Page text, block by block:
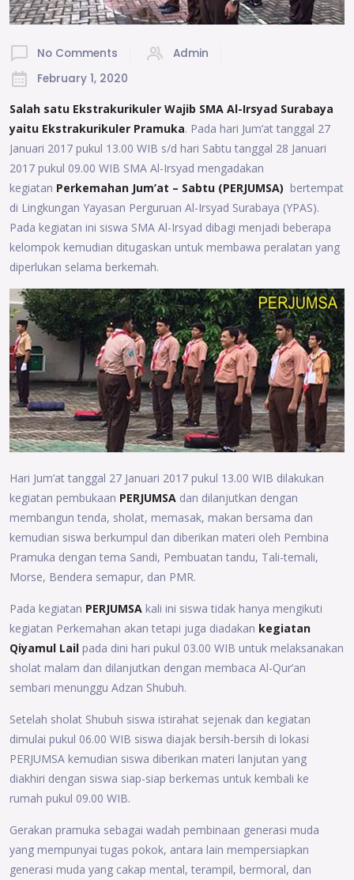
No Comments
Admin
February 1, 2020
Salah satu Ekstrakurikuler Wajib SMA Al-Irsyad Surabaya
yaitu Ekstrakurikuler Pramuka. Pada hari Jum’at tanggal 27
Januari 2017 pukul 13.00 WIB s/d hari Sabtu tanggal 28 Januari
2017 pukul 09.00 WIB SMA Al-Irsyad mengadakan
kegiatan Perkemahan Jum’at – Sabtu (PERJUMSA) bertempat
di Lingkungan Yayasan Perguruan Al-Irsyad Surabaya (YPAS).
Pada kegiatan ini siswa SMA Al-Irsyad dibagi menjadi beberapa
kelompok kemudian ditugaskan untuk membawa peralatan yang
diperlukan selama berkemah.
Hari Jum’at tanggal 27 Januari 2017 pukul 13.00 WIB dilakukan
kegiatan pembukaan PERJUMSA dan dilanjutkan dengan
membangun tenda, sholat, memasak, makan bersama dan
kemudian siswa berkumpul dan diberikan materi oleh Pembina
Pramuka dengan tema Sandi, Pembuatan tandu, Tali-temali,
Morse, Bendera semapur, dan PMR.
Pada kegiatan PERJUMSA kali ini siswa tidak hanya mengikuti
kegiatan Perkemahan akan tetapi juga diadakan kegiatan
Qiyamul Lail pada dini hari pukul 03.00 WIB untuk melaksanakan
sholat malam dan dilanjutkan dengan membaca Al-Qur’an
sembari menunggu Adzan Shubuh.
Setelah sholat Shubuh siswa istirahat sejenak dan kegiatan
dimulai pukul 06.00 WIB siswa diajak bersih-bersih di lokasi
PERJUMSA kemudian siswa diberikan materi lanjutan yang
diakhiri dengan siswa siap-siap berkemas untuk kembali ke
rumah pukul 09.00 WIB.
Gerakan pramuka sebagai wadah pembinaan generasi muda
yang mempunyai tugas pokok, antara lain mempersiapkan
generasi muda yang cakap mental, terampil, bermoral, dan